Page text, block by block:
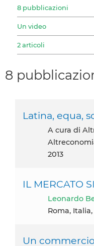
8 pubblicazioni
Un video
2 articoli
8
Latina, equa,
A cura di Altromercato e Altreconomia,
2013
IL MERCATO
Leonardo
Roma, Italia,
Un